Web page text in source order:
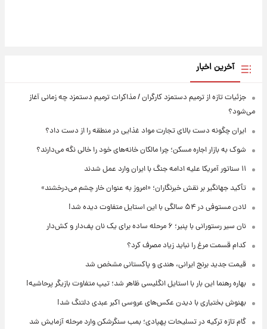
آخرین اخبار
جزئیات تازه از ترمیم دستمزد کارگران / مذاکرات ترمیم دستمزد چه زمانی آغاز
می‌شود؟
ایران چگونه دست بالای تجارت مواد غذایی در منطقه را از دست داد؟
شوک به بازار اجاره مسکن؛ چرا مالکان خانه‌های خود را خالی نگه می‌دارند؟
۱۱ سناتور آمریکا علیه ادامه جنگ با ایران وارد عمل شدند
تأکید جهانگیر بر نقش خبرنگاران؛ «امروز به عنوان خار چشم می‌درخشند»
لادن مستوفی در ۵۴ سالگی با این استایل متفاوت دیده شد!
نان سیر رستورانی با پنیر؛ ۶ مرحله ساده برای یک نان پف‌دار و کش‌دار
کدام قسمت مرغ را نباید زیاد مصرف کرد؟
قیمت جدید برنج ایرانی، هندی و پاکستانی مشخص شد
بهاره رهنما این بار با استایل انگلیسی ظاهر شد؛ تیپ متفاوت بازیگر پرحاشیه!
بهنوش بختیاری با دیدن عکس‌های عروسی اکبر عبدی دلتنگ شد!
گام تازه ترکیه در تسلیحات پهپادی؛ بمب سنگرشکن وارد مرحله آزمایش شد